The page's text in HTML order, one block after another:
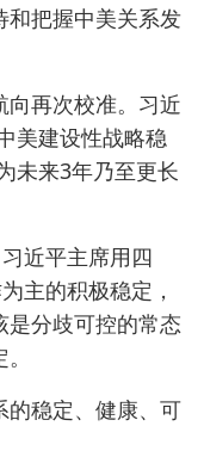
和把握中美关系发
再次校准。习近
美建设性战略稳
未来3年乃至更长
近平主席用四
主的积极稳定，
是分歧可控的常态
稳定、健康、可